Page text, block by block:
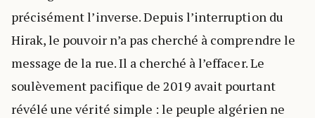
précisément l’inverse. Depuis l’interruption du
Hirak, le pouvoir n’a pas cherché à comprendre le
message de la rue. Il a cherché à l’effacer. Le
soulèvement pacifique de 2019 avait pourtant
révélé une vérité simple : le peuple algérien ne